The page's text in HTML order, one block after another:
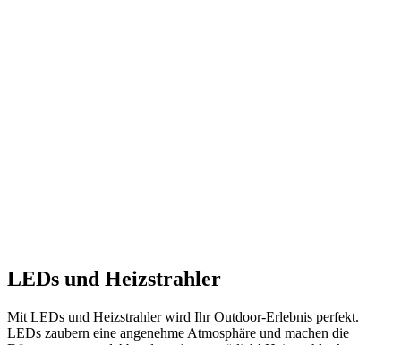
LEDs und Heizstrahler
Mit LEDs und Heizstrahler wird Ihr Outdoor-Erlebnis perfekt.
LEDs zaubern eine angenehme Atmosphäre und machen die